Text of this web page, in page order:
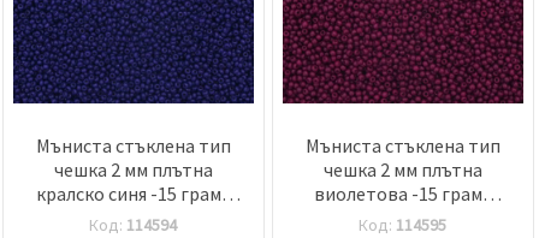
Мъниста стъклена тип
чешка 2 мм плътна
кралско синя -15 грама
~2050 броя
Код: 114594
Мъниста стъклена тип
чешка 2 мм плътна
виолетова -15 грама
~2050 броя
Код: 114595